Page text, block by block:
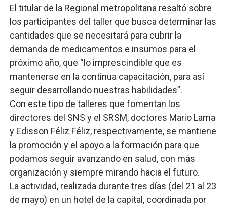
El titular de la Regional metropolitana resaltó sobre
los participantes del taller que busca determinar las
cantidades que se necesitará para cubrir la
demanda de medicamentos e insumos para el
próximo año, que “lo imprescindible que es
mantenerse en la continua capacitación, para así
seguir desarrollando nuestras habilidades”.
Con este tipo de talleres que fomentan los
directores del SNS y el SRSM, doctores Mario Lama
y Edisson Féliz Féliz, respectivamente, se mantiene
la promoción y el apoyo a la formación para que
podamos seguir avanzando en salud, con más
organización y siempre mirando hacia el futuro.
La actividad, realizada durante tres días (del 21 al 23
de mayo) en un hotel de la capital, coordinada por